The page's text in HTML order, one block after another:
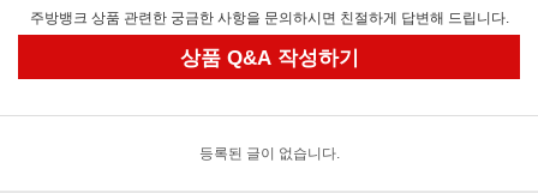
주방뱅크 상품 관련한 궁금한 사항을 문의하시면 친절하게 답변해 드립니다.
상품 Q&A 작성하기
등록된 글이 없습니다.